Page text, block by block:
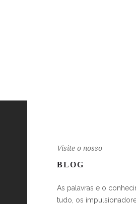
Visite o nosso
BLOG
As palavras e o
tudo, os